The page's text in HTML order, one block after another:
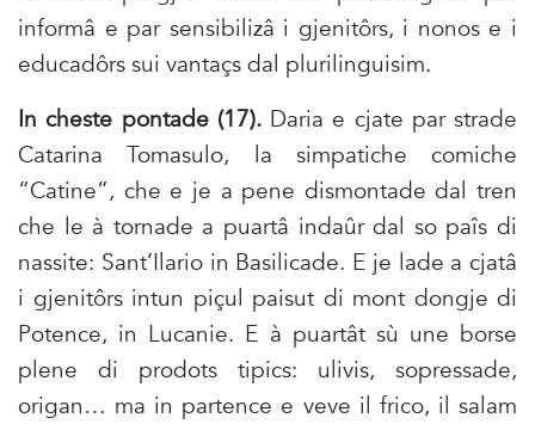
informâ e par sensibilizâ i gjenitôrs, i nonos e i
educadôrs sui vantaçs dal plurilinguisim.
In cheste pontade (17).Daria e cjate par strade
Catarina Tomasulo, la simpatiche comiche
“Catine”, che e je a pene dismontade dal tren
che le à tornade a puartâ indaûr dal so paîs di
nassite: Sant’Ilario in Basilicade. E je lade a cjatâ
i gjenitôrs intun piçul paisut di mont dongje di
Potence, in Lucanie. E à puartât sù une borse
plene di prodots tipics: ulivis, sopressade,
origan… ma in partence e veve il frico, il salam